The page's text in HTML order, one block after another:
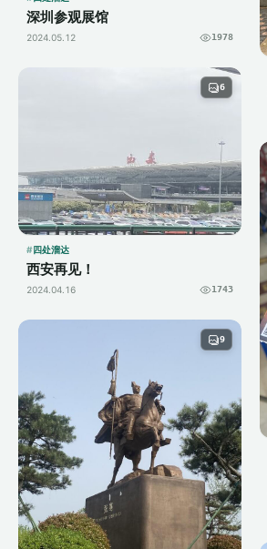
深圳参观展馆
2024.05.12 1978
6
四处溜达
西安再见！
2024.04.16 1743
9